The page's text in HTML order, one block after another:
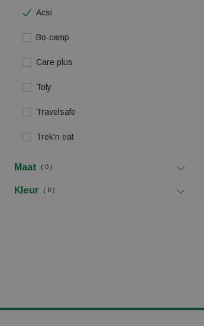
Acsi
Bo-camp
Care plus
Toly
Travelsafe
Trek'n eat
Maat 0
Kleur 0